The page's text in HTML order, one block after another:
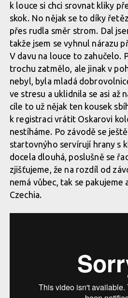
k louce si chci srovnat kliky
skok. No nějak se to díky
přes rudla směr strom. Dal
takže jsem se vyhnul nárazu
V davu na louce to zahučelo.
trochu zatmělo, ale jinak v
nebyl, byla mladá
ve stresu a uklidnila se asi až
cíle to už nějak ten kousek
k registraci vrátit Oskarovi
nestíháme. Po závodě se
startovnýho servírují hrany s
docela dlouhá, poslušně se
zjišťujeme, že na rozdíl od
nemá vůbec, tak se pakujeme
Czechia.